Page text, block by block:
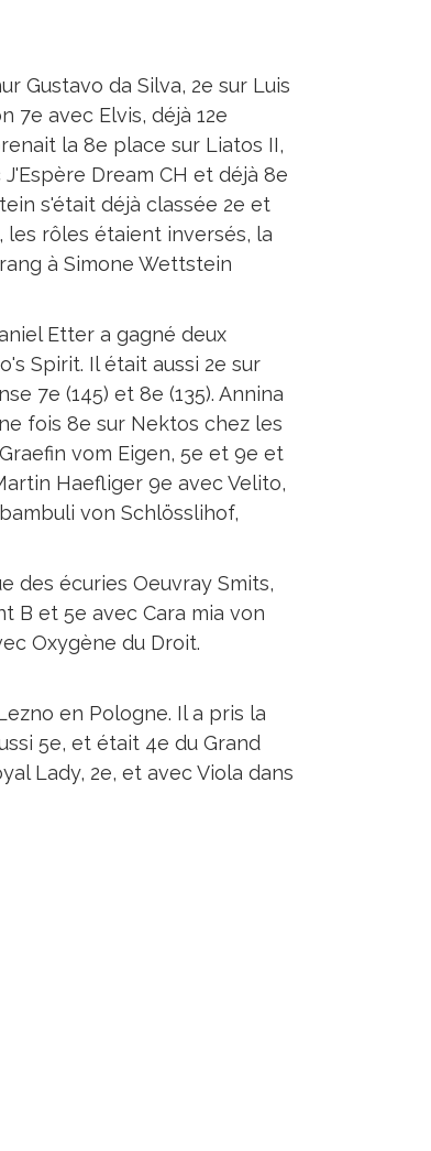
Gustavo da Silva, 2e sur Luis
7e avec Elvis, déjà 12e
la 8e place sur Liatos II,
Dream CH et déjà 8e
s'était déjà classée 2e et
les rôles étaient inversés, la
à Simone Wettstein
Etter a gagné deux
Spirit. Il était aussi 2e sur
7e (145) et 8e (135). Annina
fois 8e sur Nektos chez les
vom Eigen, 5e et 9e et
Haefliger 9e avec Velito,
von Schlösslihof,
des écuries Oeuvray Smits,
B et 5e avec Cara mia von
Oxygène du Droit.
en Pologne. Il a pris la
5e, et était 4e du Grand
Lady, 2e, et avec Viola dans